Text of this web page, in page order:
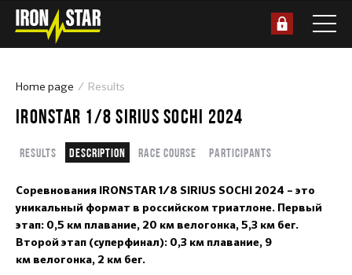
Home page Results
IRONSTAR 1/8 SIRIUS SOCHI 2024
Results Description Race course Participants
Соревнования IRONSTAR 1/8 SIRIUS SOCHI 2024 – это
уникальный формат в российском триатлоне. Первый
этап: 0,5 км плавание, 20 км велогонка, 5,3 км бег.
Второй этап (суперфинал): 0,3 км плавание, 9
км велогонка, 2 км бег.